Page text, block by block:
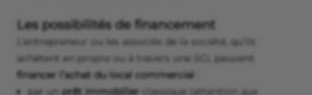
Les possibilités de financement
L’entrepreneur ou les associés de la société, qu’ils
achètent en propre ou à travers une SCI, peuvent
financer l’achat du local commercial
par un prêt immobilier classique (attention aux